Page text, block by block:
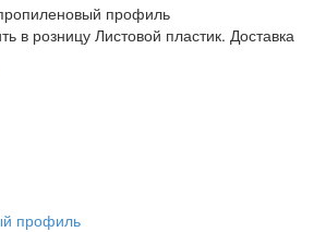
профиль
в розницу Листовой пластик. Доставка
профиль